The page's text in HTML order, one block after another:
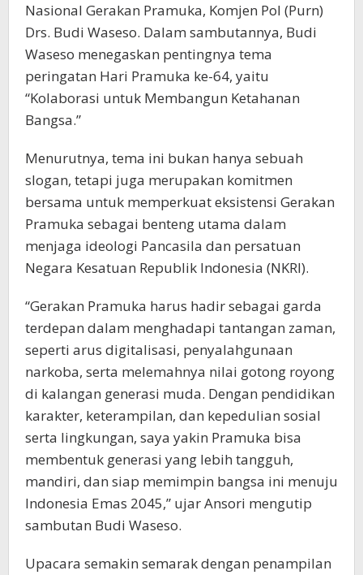
Nasional Gerakan Pramuka, Komjen Pol (Purn)
Drs. Budi Waseso. Dalam sambutannya, Budi
Waseso menegaskan pentingnya tema
peringatan Hari Pramuka ke-64, yaitu
“Kolaborasi untuk Membangun Ketahanan
Bangsa.”
Menurutnya, tema ini bukan hanya sebuah
slogan, tetapi juga merupakan komitmen
bersama untuk memperkuat eksistensi Gerakan
Pramuka sebagai benteng utama dalam
menjaga ideologi Pancasila dan persatuan
Negara Kesatuan Republik Indonesia (NKRI).
“Gerakan Pramuka harus hadir sebagai garda
terdepan dalam menghadapi tantangan zaman,
seperti arus digitalisasi, penyalahgunaan
narkoba, serta melemahnya nilai gotong royong
di kalangan generasi muda. Dengan pendidikan
karakter, keterampilan, dan kepedulian sosial
serta lingkungan, saya yakin Pramuka bisa
membentuk generasi yang lebih tangguh,
mandiri, dan siap memimpin bangsa ini menuju
Indonesia Emas 2045,” ujar Ansori mengutip
sambutan Budi Waseso.
Upacara semakin semarak dengan penampilan